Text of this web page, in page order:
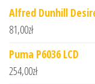
Alfred Dunhill
81,00zł
Puma P6036 LCD
254,00zł